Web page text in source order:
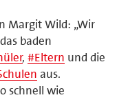
Margit Wild: „Wir
baden
, #Eltern und die
aus.
schnell wie